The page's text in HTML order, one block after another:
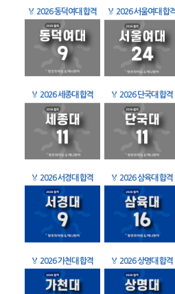
🏅 2026 동덕여대 합격 🏅 2026 서울여대 합
🏅 2026 세종대 합격 🏅 2026 단국대 합격
🏅 2026 서경대 합격 🏅 2026 삼육대 합격
🏅 2026 가천대 합격 🏅 2026 상명대 합격